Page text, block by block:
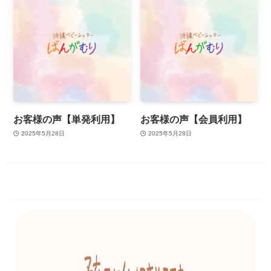
お客様の声【単発利用】
2025年5月28日
お客様の声【会員利用】
2025年5月28日